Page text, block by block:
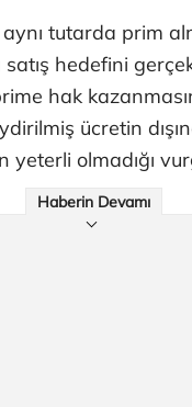
tutarda prim
satış hedefini
hak
ücretin
yeterli olmadığı
Haberin Devamı